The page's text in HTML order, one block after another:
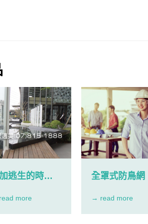
逃生的時間
more
全罩式防鳥網
→ read more